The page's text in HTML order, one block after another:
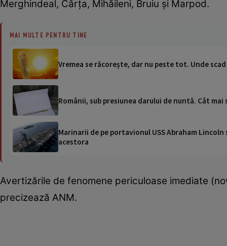
Merghindeal, Cârţa, Mihăileni, Bruiu şi Marpod.
MAI MULTE PENTRU TINE
Vremea se răcorește, dar nu peste tot. Unde
Românii, sub presiunea darului de nuntă. Cât
Marinarii de pe portavionul USS Abraham
acestora
Avertizările de fenomene periculoase imediate
precizează ANM.